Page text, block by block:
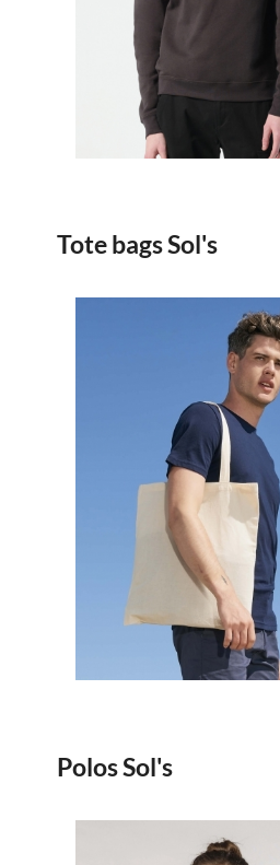
6.52€
Tote bags Sol's
1.63€
Polos Sol's